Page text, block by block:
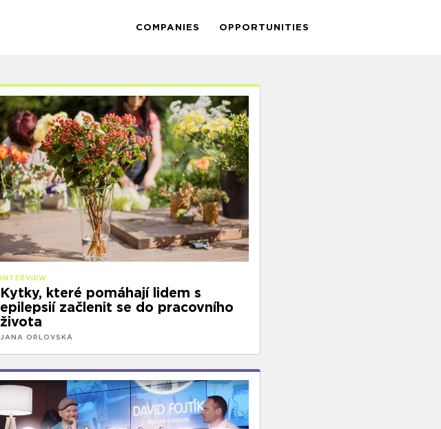
COMPANIES OPPORTUNITIES
INTERVIEW
Kytky, které pomáhají lidem s
epilepsií začlenit se do pracovního
života
JANA ORLOVSKÁ